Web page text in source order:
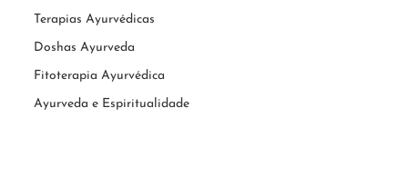
Terapias Ayurvédicas
Doshas Ayurveda
Fitoterapia Ayurvédica
Ayurveda e Espiritualidade